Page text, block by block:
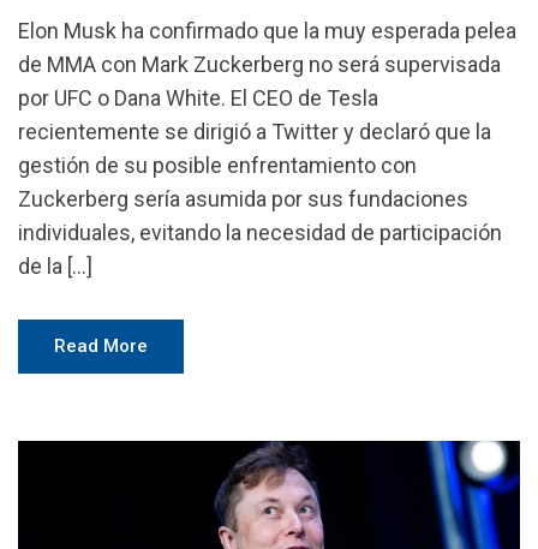
Elon Musk ha confirmado que la muy esperada pelea
de MMA con Mark Zuckerberg no será supervisada
por UFC o Dana White. El CEO de Tesla
recientemente se dirigió a Twitter y declaró que la
gestión de su posible enfrentamiento con
Zuckerberg sería asumida por sus fundaciones
individuales, evitando la necesidad de participación
de la […]
Read More